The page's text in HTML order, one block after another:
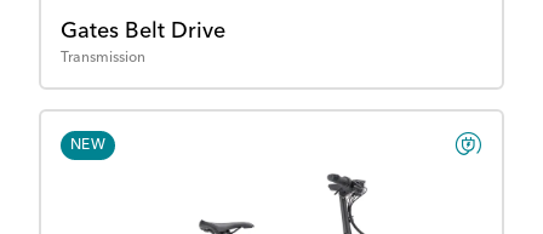
Gates Belt Drive
Transmission
NEW